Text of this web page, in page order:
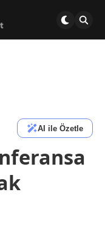
AI ile Özetle